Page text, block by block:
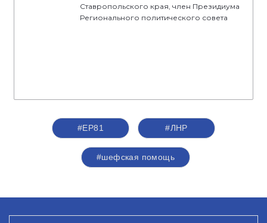
Ставропольского края, член Президиума
Регионального политического совета
#ЕР81 #ЛНР
#шефская помощь